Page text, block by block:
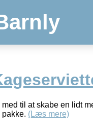
til at skabe en lidt
pakke. (Læs mere)